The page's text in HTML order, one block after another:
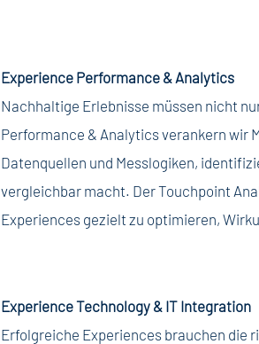
Experience Performance & Analytics
Nachhaltige Erlebnisse müssen nicht
Performance & Analytics verankern wir
Datenquellen und Messlogiken,
vergleichbar macht. Der Touchpoint
Experiences gezielt zu optimieren,
Experience Technology & IT Integration
Erfolgreiche Experiences brauchen die